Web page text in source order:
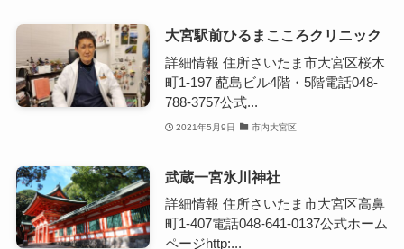
大宮駅前ひるまこころクリニック
詳細情報 住所さいたま市大宮区桜木
町1-197 蓜島ビル4階・5階電話048-
788-3757公式...
2021年5月9日 市内大宮区
武蔵一宮氷川神社
詳細情報 住所さいたま市大宮区高鼻
町1-407電話048-641-0137公式ホーム
ページhttp:...